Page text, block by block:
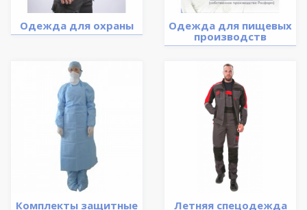
Одежда для охраны
Одежда для пищевых
производств
Комплекты защитные
Летняя спецодежда